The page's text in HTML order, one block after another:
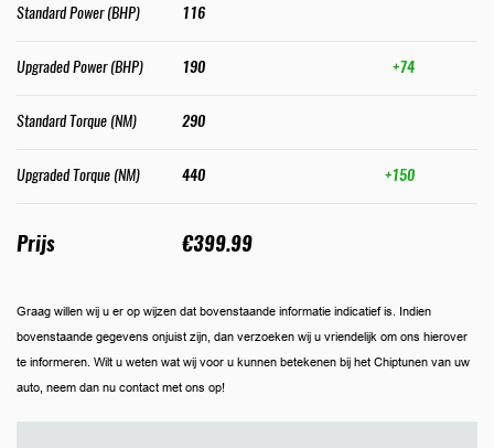
Standard Power (BHP) 116
Upgraded Power (BHP) 190 +74
Standard Torque (NM) 290
Upgraded Torque (NM) 440 +150
Prijs €399.99
Graag willen wij u er op wijzen dat bovenstaande informatie indicatief is. Indien
bovenstaande gegevens onjuist zijn, dan verzoeken wij u vriendelijk om ons hierover
te informeren. Wilt u weten wat wij voor u kunnen betekenen bij het Chiptunen van uw
auto, neem dan nu contact met ons op!